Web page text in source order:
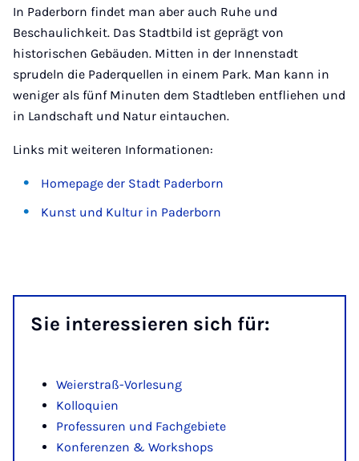
In Paderborn findet man aber auch Ruhe und
Beschaulichkeit. Das Stadtbild ist geprägt von
historischen Gebäuden. Mitten in der Innenstadt
sprudeln die Paderquellen in einem Park. Man kann in
weniger als fünf Minuten dem Stadtleben entfliehen und
in Landschaft und Natur eintauchen.
Links mit weiteren Informationen:
Homepage der Stadt Paderborn
Kunst und Kultur in Paderborn
Sie in­ter­es­sie­ren sich für:
Weierstraß-Vorlesung
Kolloquien
Professuren und Fachgebiete
Konferenzen & Workshops